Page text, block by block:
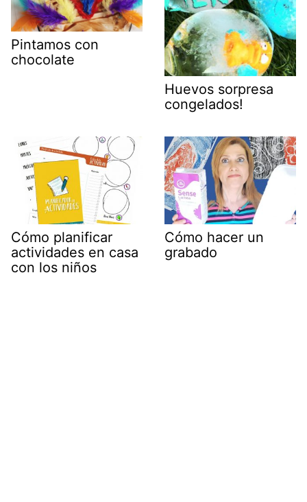
Pintamos con
chocolate
Huevos sorpresa
congelados!
Cómo planificar
actividades en casa
con los niños
Cómo hacer un
grabado